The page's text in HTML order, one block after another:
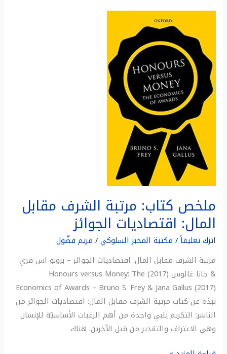
ملخص كتاب: مرتبة الشرف مقابل
المال: اقتصاديات الجوائز
اترك تعليقاً/ مكتبة المخبر السلوكي/ مريم فضّول
مرتبة الشرف مقابل المال: اقتصاديات الجوائز – برونو اس فري
& جانا غالوس (2017) Honours versus Money: The
Economics of Awards – Bruno S. Frey & Jana Gallus (2017)
نبذة عن كتاب مرتبة الشرف مقابل المال: اقتصاديات الجوائز من
الناشر: التكريم يلبي واحدة من أهم الرغبات الأساسيّة للإنسان
وهي الاعتراف والتقدير من قبل الآخرين. هناك
مرتبة
الشرف
مقابل
المال:
اقتصاديات
الجوائز